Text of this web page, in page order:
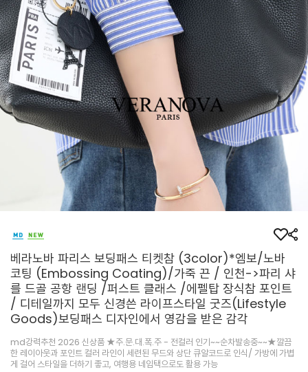
베라노바 파리스 보딩패스 티켓참 (3color)*엠보/노바
코팅 (Embossing Coating)/가죽 끈 / 인천->파리 샤
를 드골 공항 랜딩 /퍼스트 클래스 /에펠탑 장식참 포인트
/ 디테일까지 모두 신경쓴 라이프스타일 굿즈(Lifestyle
Goods)보딩패스 디자인에서 영감을 받은 감각
md강력추천 2026 신상품 ★주.문.대.폭.주 - 전컬러 인기~~순차발송중~~★깔끔
한 레이아웃과 포인트 컬러 라인이 세련된 무드와 상단 큐알코드로 인식/ 가방에 가볍
게 걸어 스타일을 더하기 좋고, 여행용 네임택으로도 활용 가능